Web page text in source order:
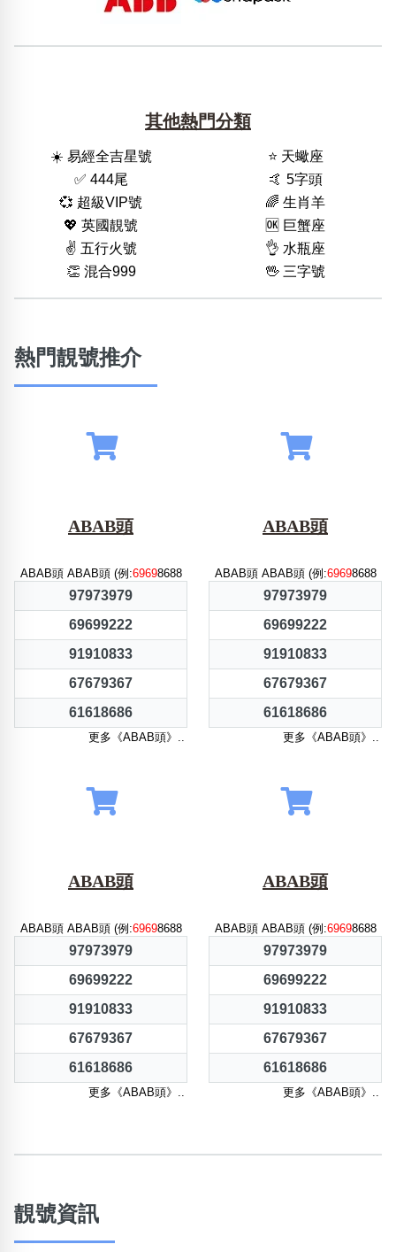
其他熱門分類
☀️ 易經全吉星號
⭐️ 天蠍座
✅ 444尾
🤙 5字頭
💞 超級VIP號
🌈 生肖羊
💖 英國靚號
🆗️ 巨蟹座
✌️ 五行火號
👌 水瓶座
👏 混合999
🖖 三字號
熱門靚號推介
ABAB頭
ABAB頭 ABAB頭 (例:69698688
97973979
69699222
91910833
67679367
61618686
更多《ABAB頭》..
ABAB頭
ABAB頭 ABAB頭 (例:69698688
97973979
69699222
91910833
67679367
61618686
更多《ABAB頭》..
ABAB頭
ABAB頭 ABAB頭 (例:69698688
97973979
69699222
91910833
67679367
61618686
更多《ABAB頭》..
ABAB頭
ABAB頭 ABAB頭 (例:69698688
97973979
69699222
91910833
67679367
61618686
更多《ABAB頭》..
靚號資訊